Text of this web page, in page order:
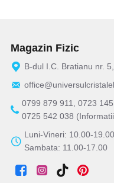
Magazin Fizic
B-dul I.C. Bratianu nr.
0799 879 911, 0723
0725 542 038
Luni-Vineri: 10.00-19.00
Sambata: 11.00-17.00